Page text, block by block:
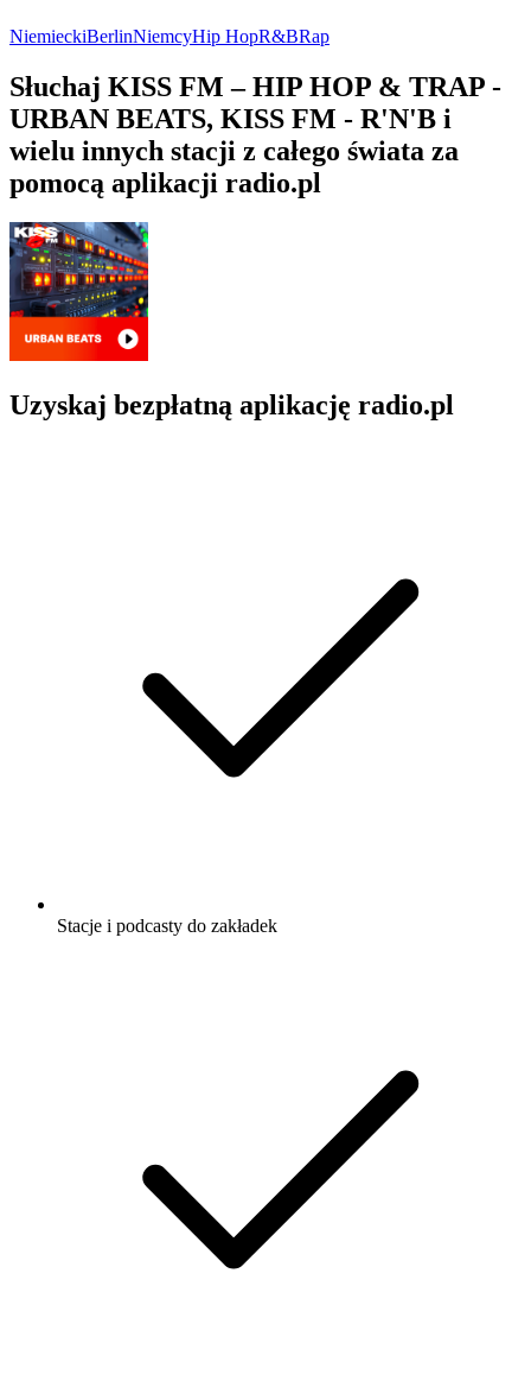
NiemieckiBerlinNiemcyHip HopR&BRap
Słuchaj KISS FM – HIP HOP & TRAP -
URBAN BEATS, KISS FM - R'N'B i
wielu innych stacji z całego świata za
pomocą aplikacji radio.pl
Uzyskaj bezpłatną aplikację radio.pl
Stacje i podcasty do zakładek